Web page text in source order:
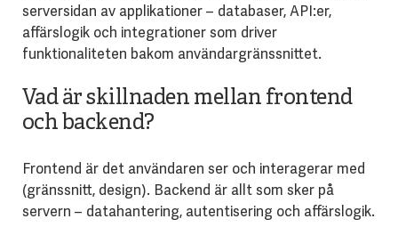
serversidan av applikationer – databaser, API:er,
affärslogik och integrationer som driver
funktionaliteten bakom användargränssnittet.
Vad är skillnaden mellan frontend
och backend?
Frontend är det användaren ser och interagerar med
(gränssnitt, design). Backend är allt som sker på
servern – datahantering, autentisering och affärslogik.